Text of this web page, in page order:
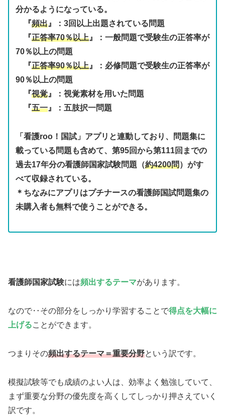
分かるようになっている。
『頻出』：3回以上出題されている問題
『正答率70％以上』：一般問題で受験生の正答率が
70％以上の問題
『正答率90％以上』：必修問題で受験生の正答率が
90％以上の問題
『視覚』：視覚素材を用いた問題
『五一』：五肢択一問題
「看護roo！国試」アプリと連動しており、問題集に
載っている問題も含めて、第95回から第111回までの
過去17年分の看護師国家試験問題（約4200問）がす
べて収録されている。
＊ちなみにアプリはプチナースの看護師国試問題集の
未購入者も無料で使うことができる。
看護師国家試験には頻出するテーマがあります。
なので‥その部分をしっかり学習することで得点を大幅に
上げることができます。
つまりその頻出するテーマ＝重要分野という訳です。
模擬試験等でも成績のよい人は、効率よく勉強していて、
まず重要な分野の優先度を高くしてしっかり押さえていく
訳です。